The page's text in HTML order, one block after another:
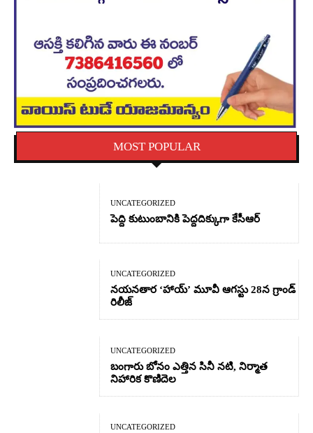
MOST POPULAR
UNCATEGORIZED
పెద్ది కుటుంబానికి పెద్దదిక్కుగా కేసీఆర్
UNCATEGORIZED
నయనతార ‘హాయ్’ మూవీ ఆగస్టు 28న గ్రాండ్
రిలీజ్
UNCATEGORIZED
బంగారు బోనం ఎత్తిన సినీ నటి, నిర్మాత
నిహారిక కొణిదెల
UNCATEGORIZED